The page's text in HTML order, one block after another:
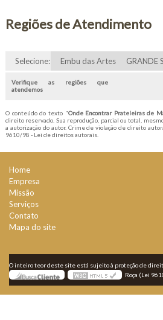
Regiões de Atendimento
Selecione: Embu das Artes GRANDE
Verifique as regiões que
atendemos
O conteúdo do texto "Onde Encontrar Prateleiras de
direito reservado. Sua reprodução, parcial ou total,
a autorização do autor. Crime de violação de direito
9610/98 - Lei de direitos autorais.
Home
Empresa
Missão
Serviços
Contato
Mapa do site
O inteiro teor deste site está sujeito à proteção de
Roça (Lei